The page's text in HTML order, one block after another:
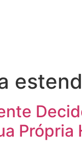
Própria